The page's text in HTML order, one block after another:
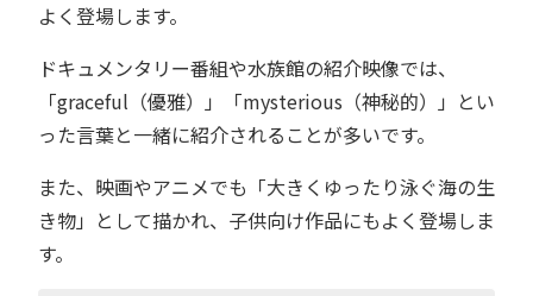
よく登場します。
ドキュメンタリー番組や水族館の紹介映像では、
「graceful（優雅）」「mysterious（神秘的）」とい
った言葉と一緒に紹介されることが多いです。
また、映画やアニメでも「大きくゆったり泳ぐ海の生
き物」として描かれ、子供向け作品にもよく登場しま
す。